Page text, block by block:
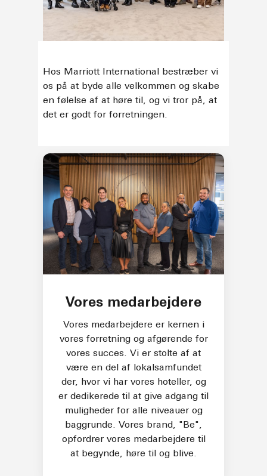
Hos Marriott International bestræber vi
os på at byde alle velkommen og skabe
en følelse af at høre til, og vi tror på, at
det er godt for forretningen.
Vores medarbejdere
Vores medarbejdere er kernen i
vores forretning og afgørende for
vores succes. Vi er stolte af at
være en del af lokalsamfundet
der, hvor vi har vores hoteller, og
er dedikerede til at give adgang til
muligheder for alle niveauer og
baggrunde. Vores brand, "Be",
opfordrer vores medarbejdere til
at begynde, høre til og blive.